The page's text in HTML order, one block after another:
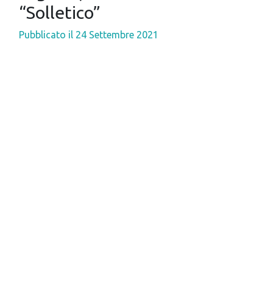
“Solletico”
Pubblicato il 24 Settembre 2021